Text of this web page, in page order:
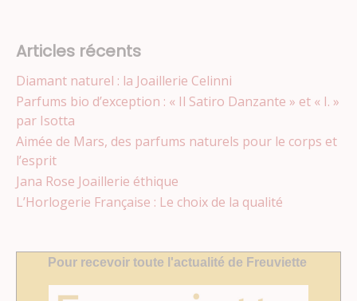
Articles récents
Diamant naturel : la Joaillerie Celinni
Parfums bio d’exception : « Il Satiro Danzante » et « I. »
par Isotta
Aimée de Mars, des parfums naturels pour le corps et
l’esprit
Jana Rose Joaillerie éthique
L’Horlogerie Française : Le choix de la qualité